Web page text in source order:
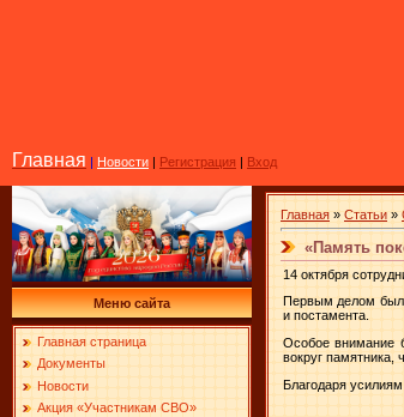
Главная | Новости | Регистрация | Вход
Меню сайта
Главная страница
Документы
Новости
Акция «Участникам СВО»
Главная » Статьи »
«Память
14 октября
Первым делом
и постамента.
Особое внимание
вокруг памятника,
Благодаря